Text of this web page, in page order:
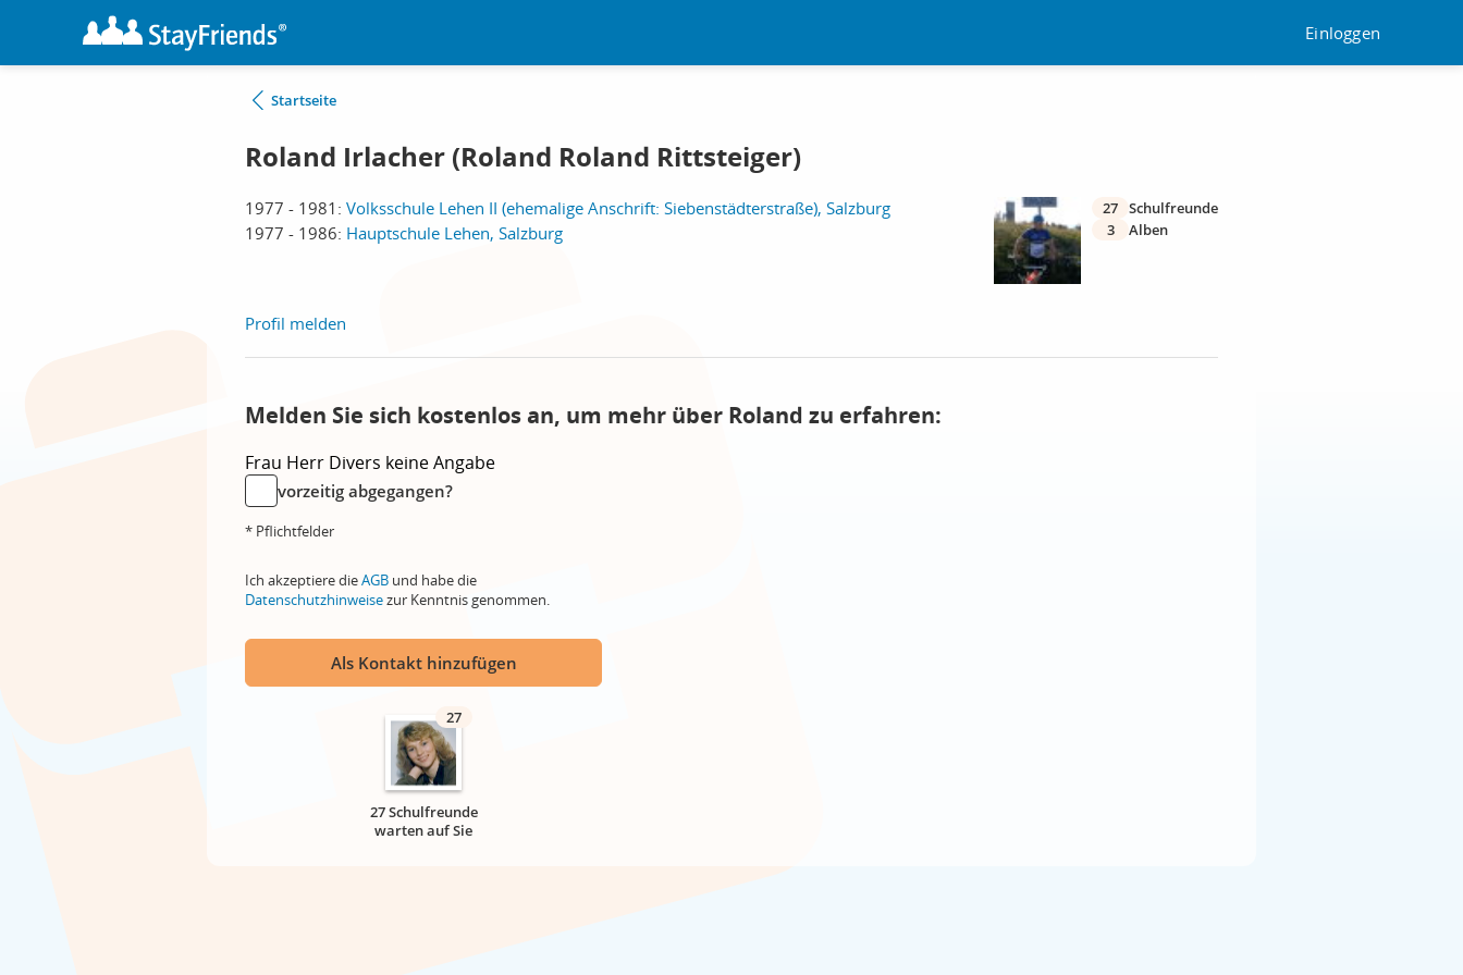
Einloggen
Startseite
Roland Irlacher (Roland Roland Rittsteiger)
1977 - 1981: Volksschule Lehen II (ehemalige Anschrift: Siebenstädterstraße), Salzburg
1977 - 1986: Hauptschule Lehen, Salzburg
27 Schulfreunde
3
Alben
Profil melden
Melden Sie sich kostenlos an, um mehr über Roland zu erfahren:
Frau Herr Divers keine Angabe
vorzeitig abgegangen?
* Pflichtfelder
Ich akzeptiere dieAGB und habe die
Datenschutzhinweisezur Kenntnis genommen.
Als Kontakt hinzufügen
27
27 Schulfreunde
warten auf Sie